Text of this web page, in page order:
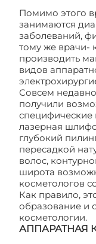
Помимо этого
занимаются
заболеваний,
тому же врачи-
производить
видов
Совсем
получили
специфические
лазерная
глубокий
пересадкой
волос,
широта
косметологов
Как правило,
образование и
косметологии.
АППАРАТНАЯ